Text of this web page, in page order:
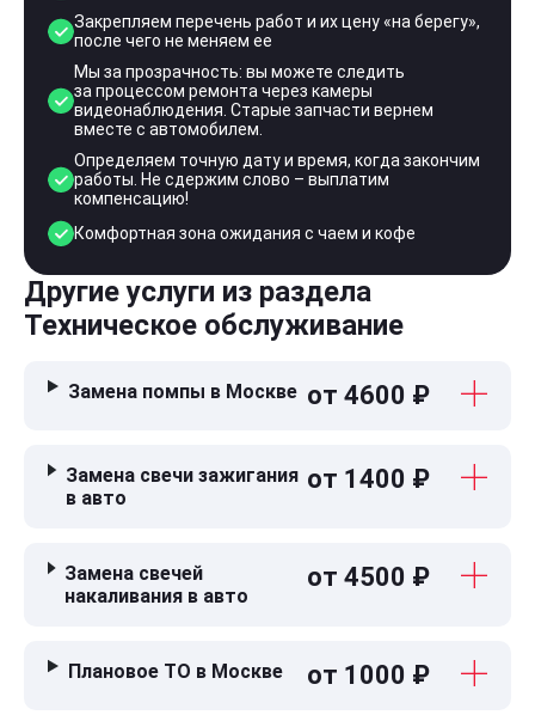
Закрепляем перечень работ и их цену «на берегу»,
после чего не меняем ее
Мы за прозрачность: вы можете следить
за процессом ремонта через камеры
видеонаблюдения. Старые запчасти вернем
вместе с автомобилем.
Определяем точную дату и время, когда закончим
работы. Не сдержим слово – выплатим
компенсацию!
Комфортная зона ожидания с чаем и кофе
Другие услуги из раздела
Техническое обслуживание
Замена помпы в Москве от 4600 ₽
Замена свечи зажигания
в авто
от 1400 ₽
Замена свечей
накаливания в авто
от 4500 ₽
Плановое ТО в Москве от 1000 ₽